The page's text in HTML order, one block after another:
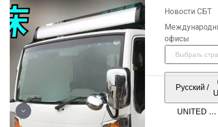
Новости СБТ
офисы
Русский /